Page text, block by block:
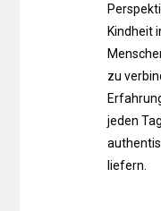
Kindheit
zu
jeden
liefern.